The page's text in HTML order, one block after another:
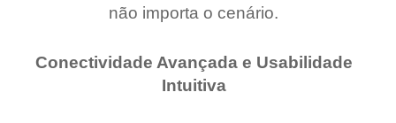
não importa o cenário.
Conectividade Avançada e Usabilidade
Intuitiva